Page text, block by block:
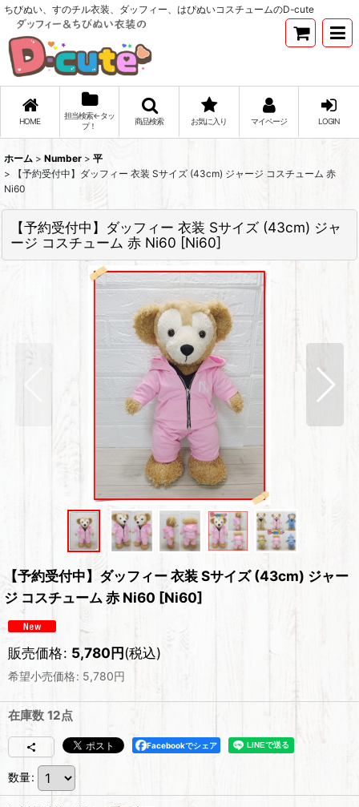
ちびぬい、すのチル衣装、ダッフィー、はぴぬいコスチュームのD-cute
HOME
担当検索←タッ
プ！
商品検索 お気に入り マイページ LOGIN
ホーム > Number > 平
>
【予約受付中】ダッフィー 衣装 Sサイズ (43cm) ジャージ コスチューム 赤
Ni60
【予約受付中】ダッフィー 衣装 Sサイズ (43cm) ジャ
ージ コスチューム 赤 Ni60 [Ni60]
【予約受付中】ダッフィー 衣装 Sサイズ (43cm) ジャー
ジ コスチューム 赤 Ni60 [Ni60]
販売価格: 5,780円(税込)
希望小売価格: 5,780円
在庫数 12点
Facebookでシェア
数量: